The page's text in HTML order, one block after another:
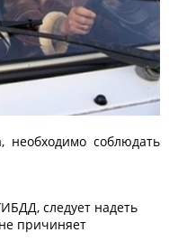
необходимо соблюдать
следует надеть
причиняет